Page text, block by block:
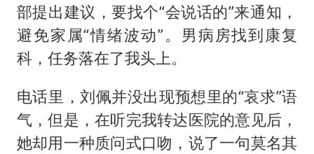
部提出建议，要找个“会说话的”来通知，
避免家属“情绪波动”。男病房找到康复
科，任务落在了我头上。
电话里，刘佩并没出现预想里的“哀求”语
气，但是，在听完我转达医院的意见后，
她却用一种质问式口吻，说了一句莫名其